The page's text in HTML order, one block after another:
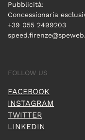
Pubblicità:
Concessionaria
+39 055 2499203
FOLLOW US
FACEBOOK
INSTAGRAM
TWITTER
LINKEDIN